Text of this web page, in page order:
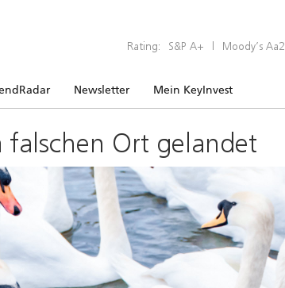
Rating: S&P A+ | Moody’s Aa2
Newsletter Mein KeyInvest
falschen Ort gelandet